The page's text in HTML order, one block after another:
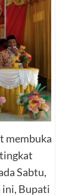
membuka
Sabtu,
ini, Bupati